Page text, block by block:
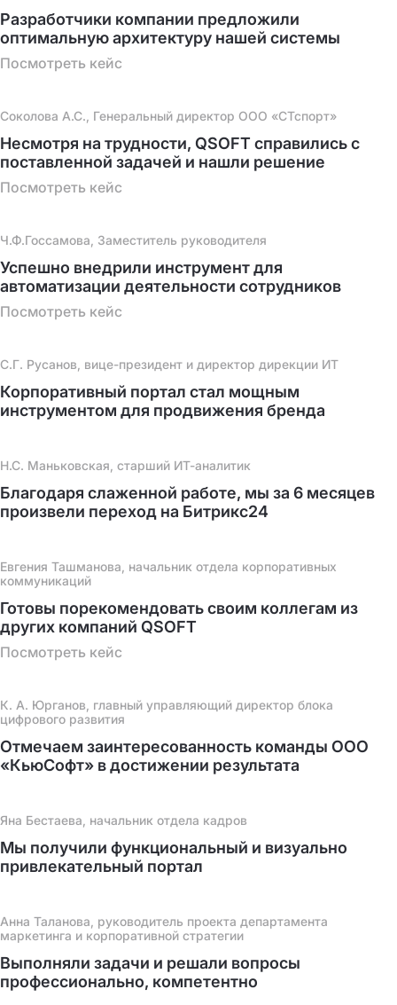
Разработчики компании предложили
оптимальную архитектуру нашей системы
Посмотреть кейс
Cоколова А.С., Генеральный директор ООО «СТспорт»
Несмотря на трудности, QSOFT справились с
поставленной задачей и нашли решение
Посмотреть кейс
Ч.Ф.Госсамова, Заместитель руководителя
Успешно внедрили инструмент для
автоматизации деятельности сотрудников
Посмотреть кейс
С.Г. Русанов, вице-президент и директор дирекции ИТ
Корпоративный портал стал мощным
инструментом для продвижения бренда
Н.С. Маньковская, старший ИТ-аналитик
Благодаря слаженной работе, мы за 6 месяцев
произвели переход на Битрикс24
Евгения Ташманова, начальник отдела корпоративных
коммуникаций
Готовы порекомендовать своим коллегам из
других компаний QSOFT
Посмотреть кейс
К. А. Юрганов, главный управляющий директор блока
цифрового развития
Отмечаем заинтересованность команды ООО
«КьюСофт» в достижении результата
Яна Бестаева, начальник отдела кадров
Мы получили функциональный и визуально
привлекательный портал
Анна Таланова, руководитель проекта департамента
маркетинга и корпоративной стратегии
Выполняли задачи и решали вопросы
профессионально, компетентно